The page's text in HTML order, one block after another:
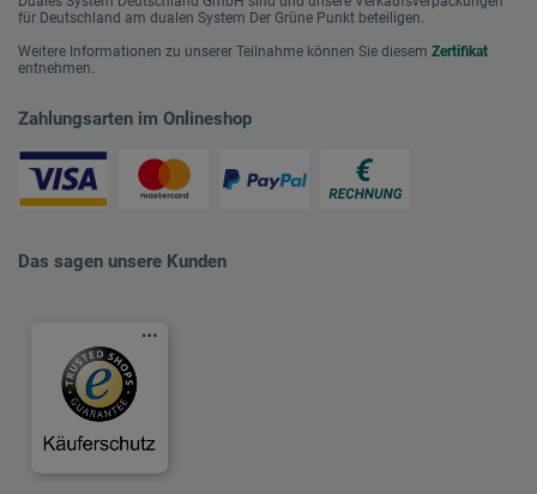
für Deutschland am dualen System Der Grüne Punkt beteiligen.
Weitere Informationen zu unserer Teilnahme können Sie diesem Zertifikat
entnehmen.
Zahlungsarten im Onlineshop
Das sagen unsere Kunden